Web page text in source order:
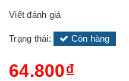
Viết đánh giá
Trạng thái: Còn hàng
64.800₫